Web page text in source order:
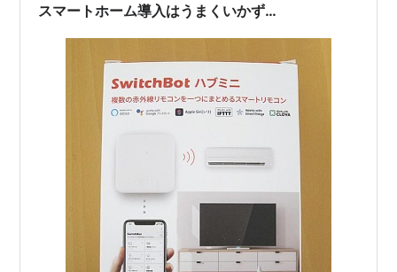
スマートホーム導入はうまくいかず…